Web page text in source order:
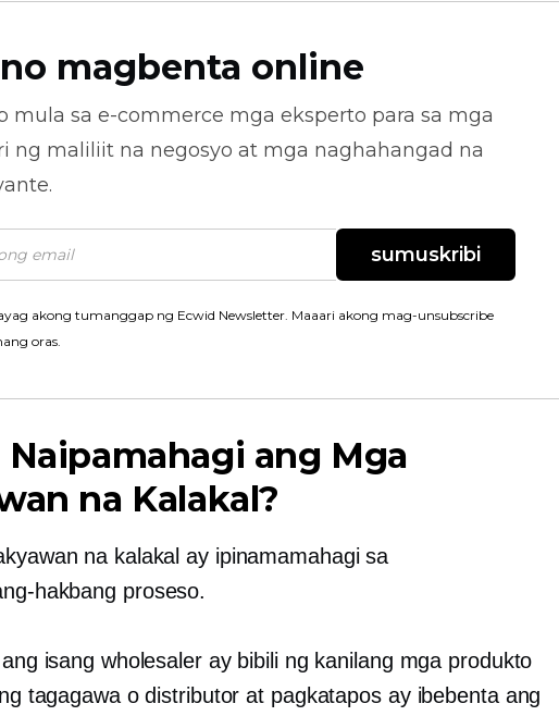
magbenta online
mula sa e-commerce mga eksperto para sa mga
ng maliliit na negosyo at mga naghahangad na
sumuskribi
akong tumanggap ng Ecwid Newsletter. Maaari akong mag-unsubscribe
oras.
Naipamahagi ang Mga
na Kalakal?
na kalakal ay ipinamamahagi sa
hakbang proseso.
isang wholesaler ay bibili ng kanilang mga produkto
tagagawa o distributor at pagkatapos ay ibebenta ang